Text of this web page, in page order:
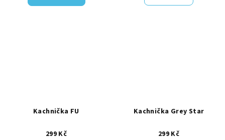
Kachnička FU
299 Kč
Kachnička Grey Star
299 Kč